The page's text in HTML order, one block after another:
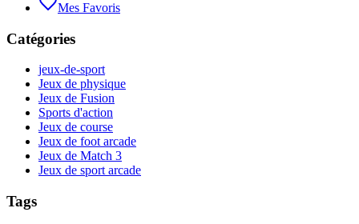
Mes Favoris
Catégories
jeux-de-sport
Jeux de physique
Jeux de Fusion
Sports d'action
Jeux de course
Jeux de foot arcade
Jeux de Match 3
Jeux de sport arcade
Tags